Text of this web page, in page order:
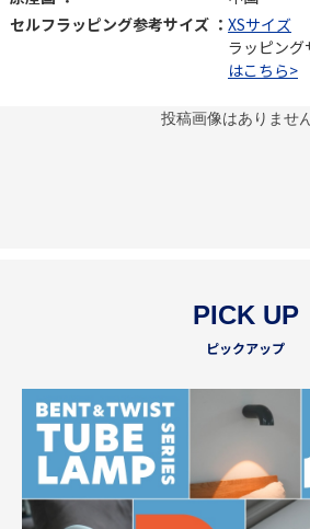
セルフラッピング参考サイズ ： XSサイズ
ラッピング
はこちら>
投稿画像はありません
PICK UP
ピックアップ